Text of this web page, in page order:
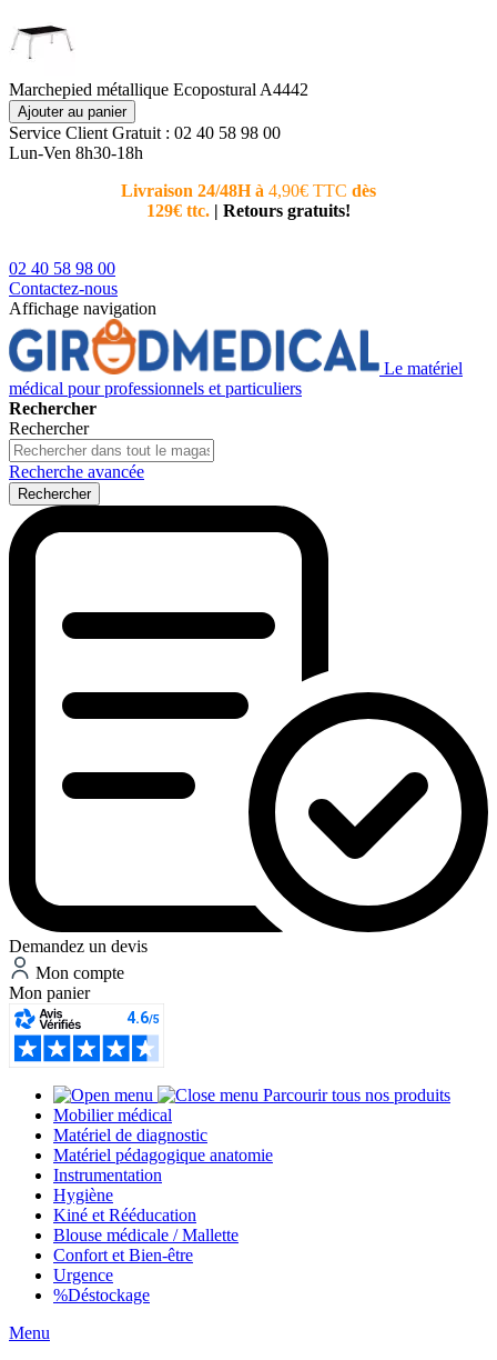
Marchepied métallique Ecopostural A4442
Ajouter au panier
Service Client Gratuit : 02 40 58 98 00
Lun-Ven 8h30-18h
Livraison 24/48H à 4,90€ TTC dès
129€ ttc. | Retours gratuits!
02 40 58 98 00
Contactez-nous
Affichage navigation
Le matériel
médical pour professionnels et particuliers
Rechercher
Rechercher
Recherche avancée
Rechercher
Demandez un devis
Mon compte
Mon panier
Parcourir tous nos produits
Mobilier médical
Matériel de diagnostic
Matériel pédagogique anatomie
Instrumentation
Hygiène
Kiné et Rééducation
Blouse médicale / Mallette
Confort et Bien-être
Urgence
%Déstockage
Menu